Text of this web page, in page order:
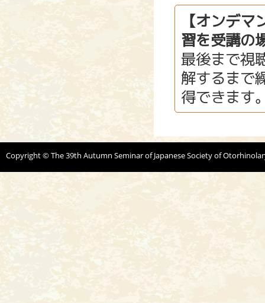
【オンデ
習を受講の
最後まで視
解するまで
得できます
Copyright © The 39th Autumn Seminar of Japanese Society of